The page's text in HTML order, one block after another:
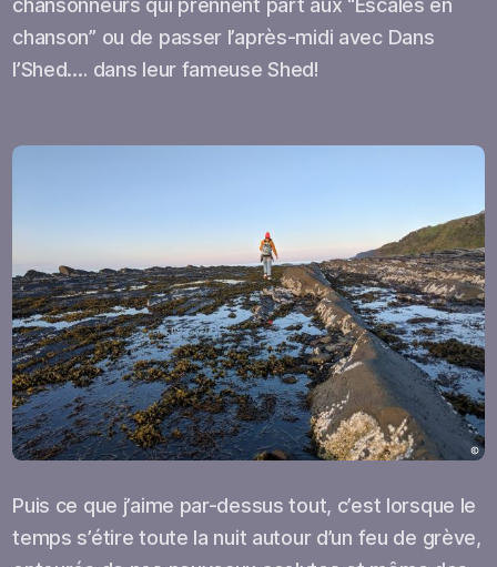
chansonneurs qui prennent part aux “Escales en
chanson” ou de passer l’après-midi avec Dans
l’Shed…. dans leur fameuse Shed!
Puis ce que j’aime par-dessus tout, c’est lorsque le
temps s’étire toute la nuit autour d’un feu de grève,